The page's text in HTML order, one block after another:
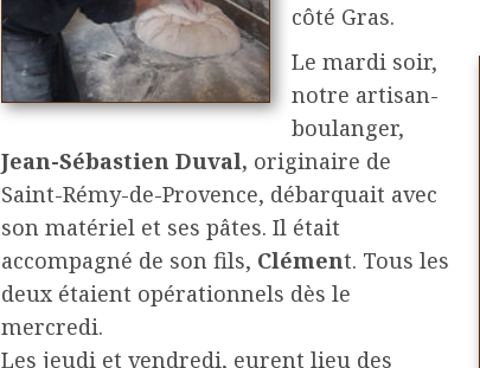
côté Gras.
Le mardi soir,
notre artisan-
boulanger,
Jean-Sébastien Duval, originaire de
Saint-Rémy-de-Provence, débarquait avec
son matériel et ses pâtes. Il était
accompagné de son fils, Clément. Tous les
deux étaient opérationnels dès le
mercredi.
Les jeudi et vendredi, eurent lieu des